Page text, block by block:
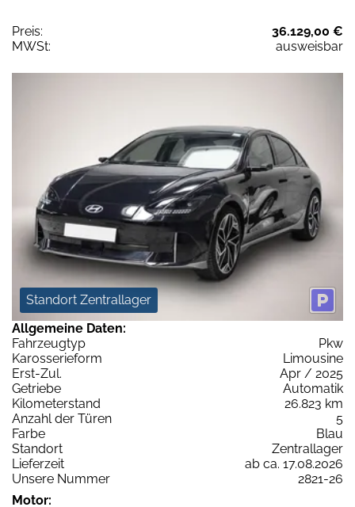
Preis:
36.129,00 €
MWSt:
ausweisbar
Standort Zentrallager
Allgemeine Daten:
Fahrzeugtyp
Pkw
Karosserieform
Limousine
Erst-Zul.
Apr / 2025
Getriebe
Automatik
Kilometerstand
26.823 km
Anzahl der Türen
5
Farbe
Blau
Standort
Zentrallager
Lieferzeit
ab ca. 17.08.2026
Unsere Nummer
2821-26
Motor: